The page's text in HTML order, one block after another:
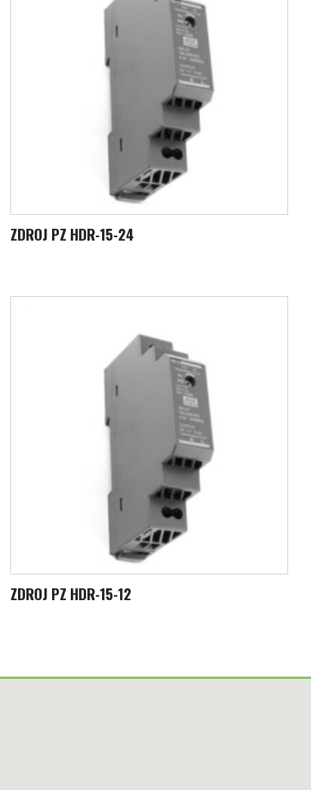
ZDROJ PZ HDR-15-24
ZDROJ PZ HDR-15-12